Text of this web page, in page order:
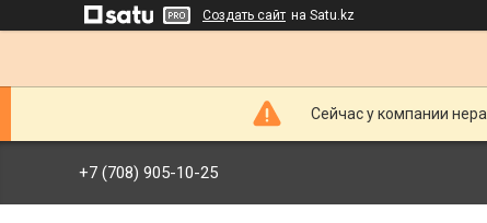
Создать сайт на Satu.kz
Сейчас у компании
+7 (708) 905-10-25